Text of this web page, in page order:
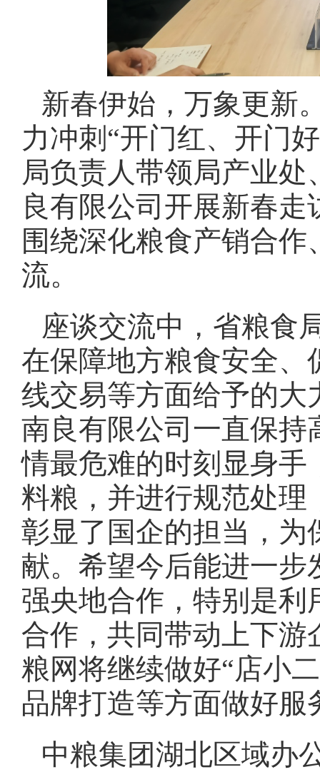
新春伊始，万象更新
力冲刺“开门红、开门
局负责人带领局产业
良有限公司开展新春
围绕深化粮食产销合
流。
座谈交流中，省粮食
在保障地方粮食安全、
线交易等方面给予的大
南良有限公司一直保持
情最危难的时刻显身手
料粮，并进行规范处理
彰显了国企的担当，为
献。希望今后能进一
强央地合作，特别是
合作，共同带动上下
粮网将继续做好“店小
品牌打造等方面做好服
中粮集团湖北区域办